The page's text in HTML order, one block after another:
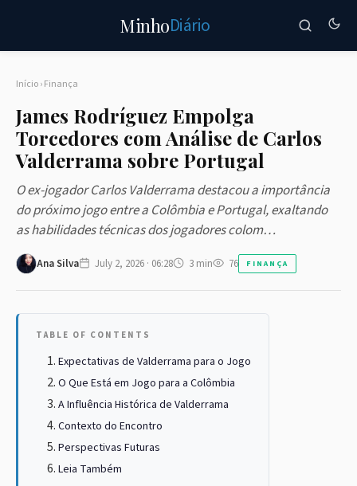
MinhoDiário
Início›Finança
James Rodríguez Empolga
Torcedores com Análise de Carlos
Valderrama sobre Portugal
O ex-jogador Carlos Valderrama destacou a importância
do próximo jogo entre a Colômbia e Portugal, exaltando
as habilidades técnicas dos jogadores colom…
Ana Silva July 2, 2026 · 06:28 3 min 76 FINANÇA
TABLE OF CONTENTS
Expectativas de Valderrama para o Jogo
O Que Está em Jogo para a Colômbia
A Influência Histórica de Valderrama
Contexto do Encontro
Perspectivas Futuras
Leia Também